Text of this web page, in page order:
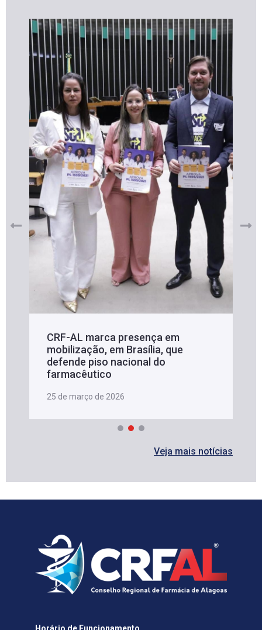
CRF-AL marca presença em
mobilização, em Brasília, que
defende piso nacional do
farmacêutico
25 de março de 2026
Veja mais notícias